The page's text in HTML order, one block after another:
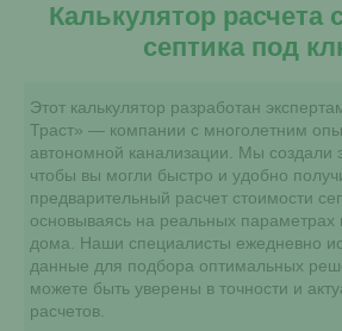
Калькулятор расчета
септика под
Этот калькулятор разработан
Траст» — компании с многолетним
автономной канализации. Мы создали
чтобы вы могли быстро и удобно
предварительный расчет стоимости
основываясь на реальных параметрах
дома. Наши специалисты ежедневно
данные для подбора оптимальных
можете быть уверены в точности и
расчетов.